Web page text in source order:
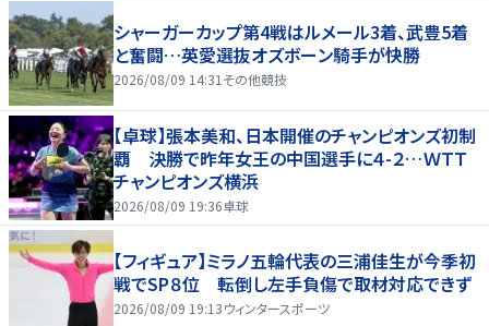
シャーガーカップ第4戦はルメール3着、武豊5着
と奮闘…英愛選抜オズボーン騎手が快勝
2026/08/09 14:31 その他競技
【卓球】張本美和、日本開催のチャンピオンズ初制
覇 決勝で昨年女王の中国選手に４-２…ＷＴＴ
チャンピオンズ横浜
2026/08/09 19:36卓球
【フィギュア】ミラノ五輪代表の三浦佳生が今季初
戦でSP８位 転倒し左手負傷で取材対応できず
2026/08/09 19:13ウィンタースポーツ